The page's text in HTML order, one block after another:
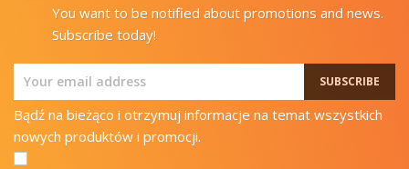
You want to be notified about promotions and news.
Subscribe today!
Bądź na bieżąco i otrzymuj informacje na temat wszystkich
nowych produktów i promocji.